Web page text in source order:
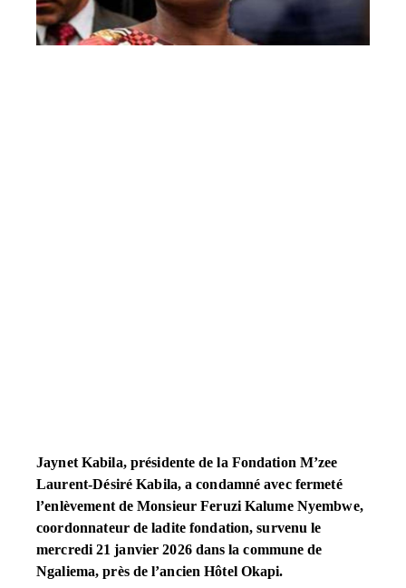
Jaynet Kabila, présidente de la Fondation M’zee
Laurent-Désiré Kabila, a condamné avec fermeté
l’enlèvement de Monsieur Feruzi Kalume Nyembwe,
coordonnateur de ladite fondation, survenu le
mercredi 21 janvier 2026 dans la commune de
Ngaliema, près de l’ancien Hôtel Okapi.